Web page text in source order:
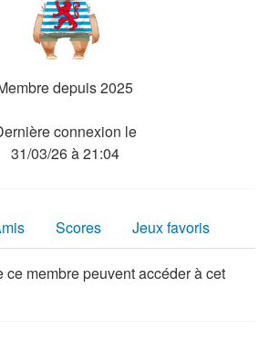
depuis 2025
connexion le
31/03/26 à 21:04
Scores Jeux favoris
ce membre peuvent accéder à cet